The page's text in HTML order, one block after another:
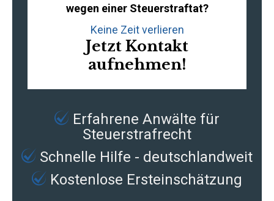
wegen einer Steuerstraftat?
Keine Zeit verlieren
Jetzt Kontakt
aufnehmen!
Erfahrene Anwälte für
Steuerstrafrecht
Schnelle Hilfe - deutschlandweit
Kostenlose Ersteinschätzung